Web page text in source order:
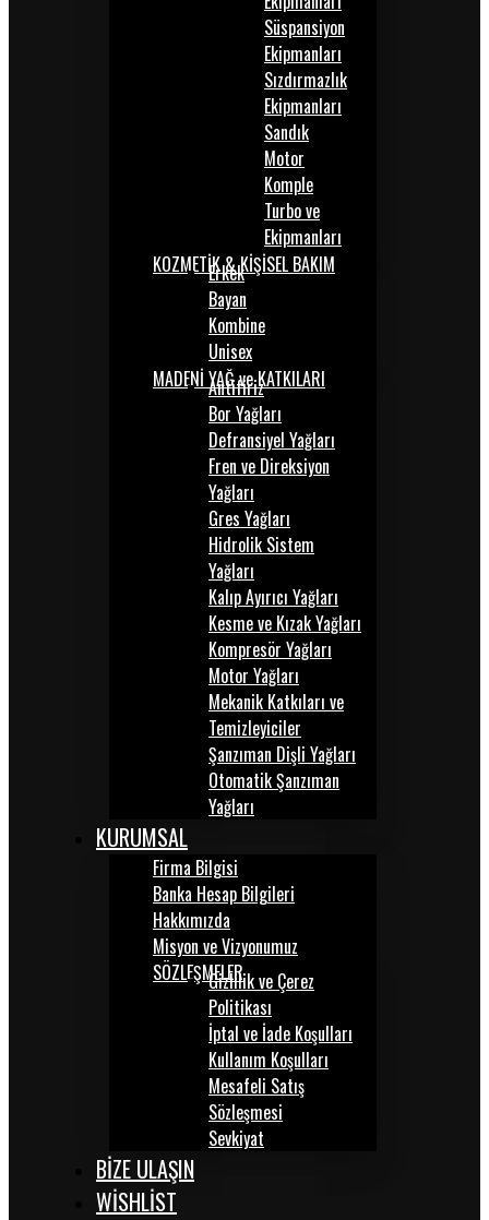
Süspansiyon
Ekipmanları
Sızdırmazlık
Ekipmanları
Sandık
Motor
Komple
Turbo ve
Ekipmanları
KOZMETİK & KİŞİSEL BAKIM
Erkek
Bayan
Kombine
Unisex
MADENİ YAĞ ve KATKILARI
Antifiriz
Bor Yağları
Defransiyel Yağları
Fren ve Direksiyon
Yağları
Gres Yağları
Hidrolik Sistem
Yağları
Kalıp Ayırıcı Yağları
Kesme ve Kızak Yağları
Kompresör Yağları
Motor Yağları
Mekanik Katkıları ve
Temizleyiciler
Şanzıman Dişli Yağları
Otomatik Şanzıman
Yağları
KURUMSAL
Firma Bilgisi
Banka Hesap Bilgileri
Hakkımızda
Misyon ve Vizyonumuz
SÖZLEŞMELERGizlilik ve Çerez
Politikası
İptal ve İade Koşulları
Kullanım Koşulları
Mesafeli Satış
Sözleşmesi
Sevkiyat
BİZE ULAŞIN
WISHLIST